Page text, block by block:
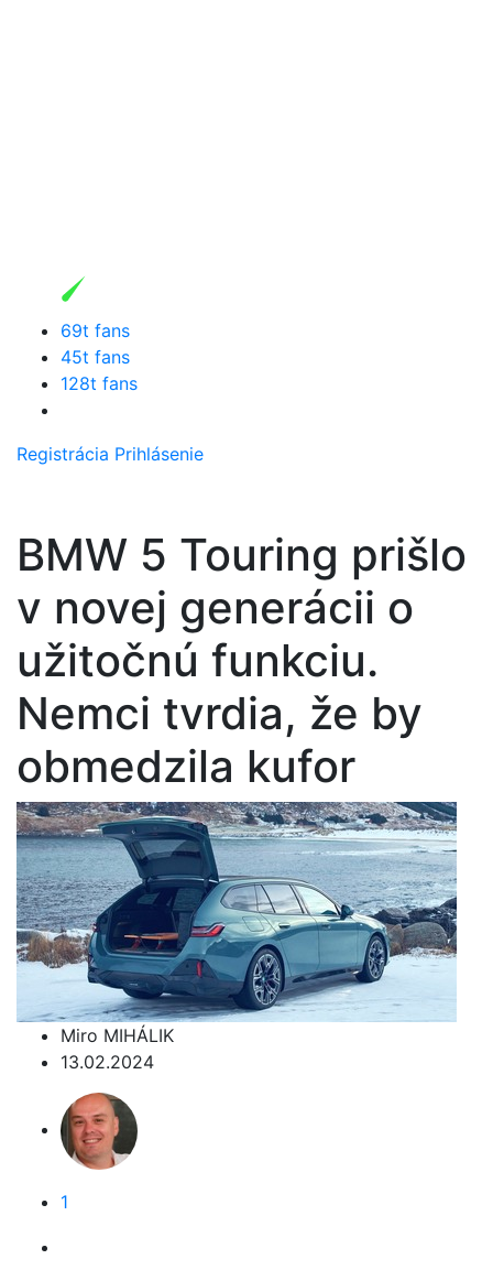
69t fans
45t fans
128t fans
Registrácia Prihlásenie
BMW 5 Touring prišlo
v novej generácii o
užitočnú funkciu.
Nemci tvrdia, že by
obmedzila kufor
Miro MIHÁLIK
13.02.2024
1